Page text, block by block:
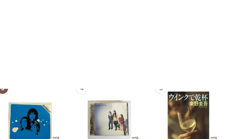
3 4 5